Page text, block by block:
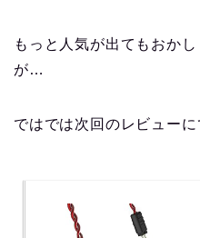
もっと人気が出てもおか
が…
ではでは次回のレビューに